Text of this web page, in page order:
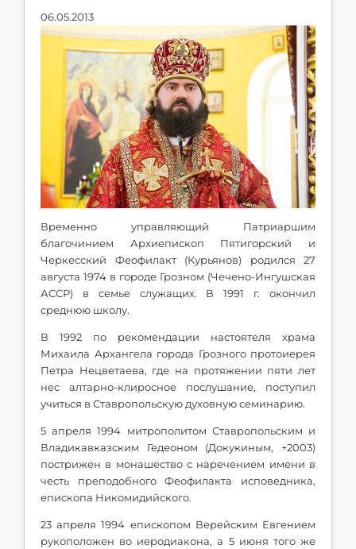
06.05.2013
Временно управляющий Патриаршим
благочинием Архиепископ Пятигорский и
Черкесский Феофилакт (Курьянов) родился 27
августа 1974 в городе Грозном (Чечено-Ингушская
АССР) в семье служащих. В 1991 г. окончил
среднюю школу.
В 1992 по рекомендации настоятеля храма
Михаила Архангела города Грозного протоиерея
Петра Нецветаева, где на протяжении пяти лет
нес алтарно-клиросное послушание, поступил
учиться в Ставропольскую духовную семинарию.
5 апреля 1994 митрополитом Ставропольским и
Владикавказским Гедеоном (Докукиным, +2003)
пострижен в монашество с наречением имени в
честь преподобного Феофилакта исповедника,
епископа Никомидийского.
23 апреля 1994 епископом Верейским Евгением
рукоположен во иеродиакона, а 5 июня того же